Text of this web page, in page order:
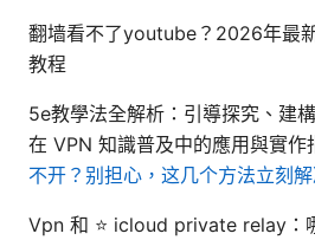
翻墙看不了youtube？2026年最
教程
5e教學法全解析：引導探究、建
在 VPN 知識普及中的應用與實作
不开？别担心，这几个方法立刻
Vpn 和 ⭐ icloud private relay：